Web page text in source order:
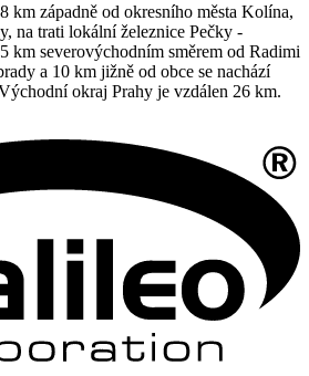
km západně od okresního města Kolína,
na trati lokální železnice Pečky -
km severovýchodním směrem od Radimi
a 10 km jižně od obce se nachází
okraj Prahy je vzdálen 26 km.